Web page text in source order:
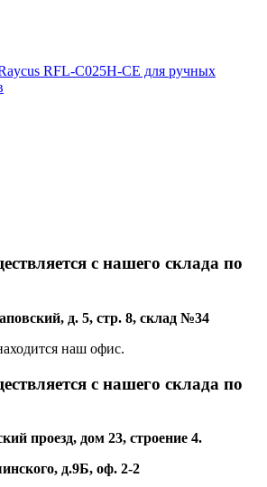
RFL-C025H-CE для ручных
с нашего склада по
д. 5, стр. 8, склад №34
наш офис.
с нашего склада по
проезд, дом 23, строение 4.
д.9Б, оф. 2-2